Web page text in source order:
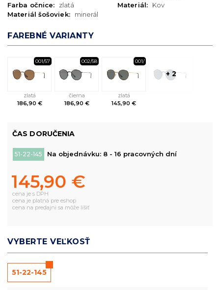
Farba očnice:
zlatá
Materiál šošoviek:
minerál
Materiál:
Kov
FAREBNÉ VARIANTY
001/57
zlatá
186,90 €
002/58
čierna
186,90 €
001/
zlatá
145,90 €
+ 2
ČAS DORUČENIA
51-22-145 Na objednávku: 8 - 16 pracovných dní
145,90 €
cena je s DPH
cena je platná pre eshop
cena na predajni sa môže líšiť
VYBERTE VEĽKOSŤ
51-22-145